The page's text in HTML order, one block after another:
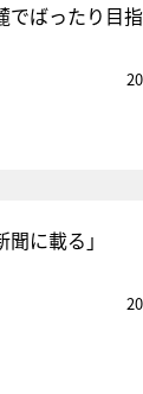
でばったり目
に載る」